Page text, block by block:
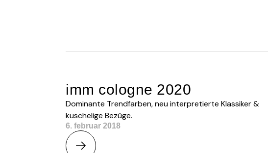
imm cologne 2020
Dominante Trendfarben, neu interpretierte Klassiker &
kuschelige Bezüge.
6. februar 2018